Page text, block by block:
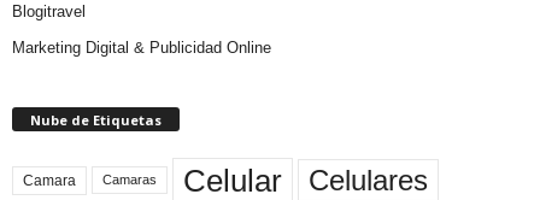
Blogitravel
Marketing Digital & Publicidad Online
Nube de Etiquetas
Camara Camaras Celular Celulares